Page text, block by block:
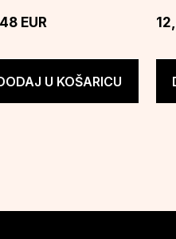
EUR
U KOŠARICU